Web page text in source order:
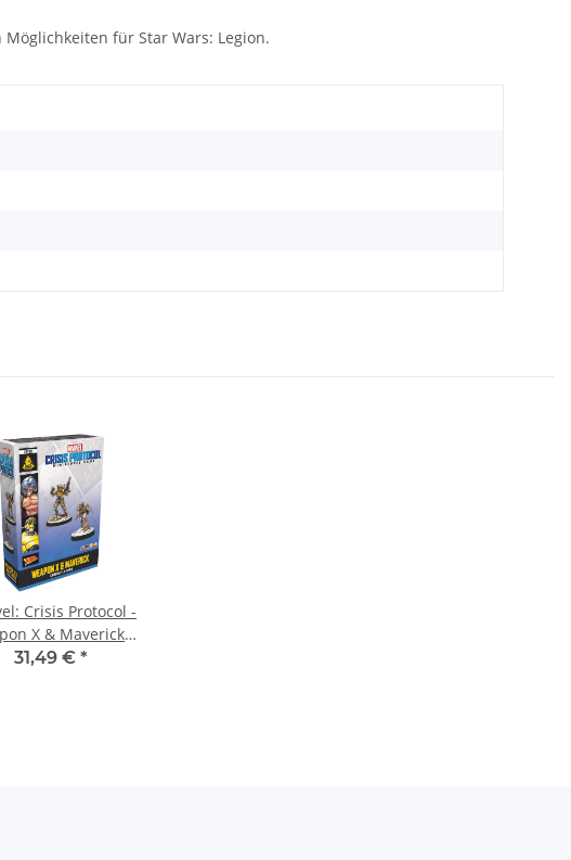
für Star Wars: Legion.
Crisis Protocol -
X & Maverick -
Multilingual
31,49 € *